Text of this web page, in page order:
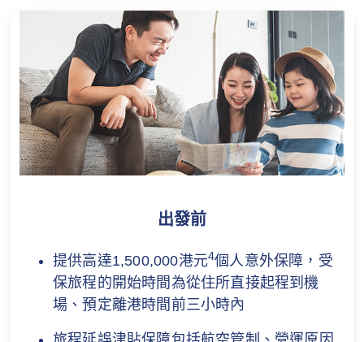
出發前
提供高達1,500,000港元4個人意外保障，受
保旅程的開始時間為從住所直接起程到機
場、預定離港時間前三小時內